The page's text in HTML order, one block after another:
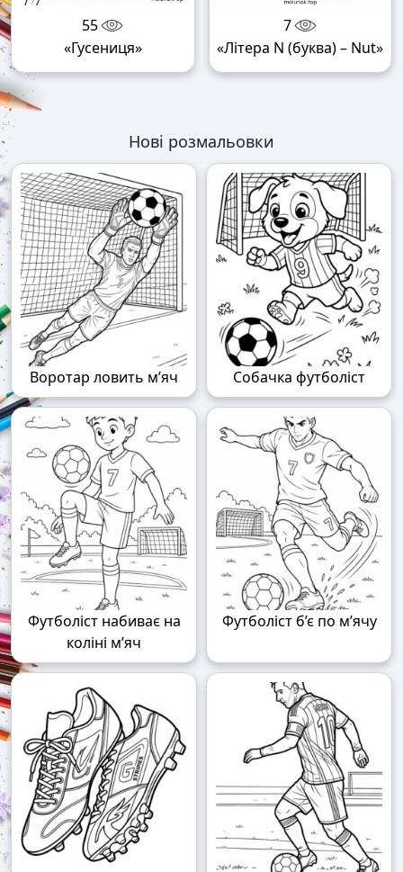
55
«Гусениця»
7
«Літера N (буква) – Nut»
Нові розмальовки
Воротар ловить м’яч Собачка футболіст
Футболіст набиває на
коліні м’яч
Футболіст б’є по м’ячу